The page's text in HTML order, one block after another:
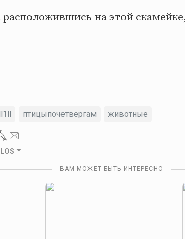
на этой
птицыпочетвергам животные
ВАМ МОЖЕТ БЫТЬ ИНТЕРЕСНО